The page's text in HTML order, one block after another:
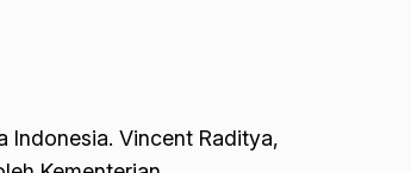
Indonesia. Vincent Raditya,